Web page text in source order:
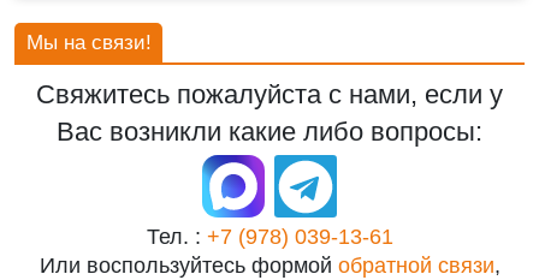
Мы на связи!
Свяжитесь пожалуйста с нами, если у
Вас возникли какие либо вопросы:
Тел. : +7 (978) 039-13-61
Или воспользуйтесь формой обратной связи,